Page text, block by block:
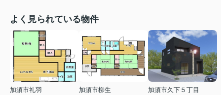
よく見られている物件
加須市礼羽
加須市柳生
加須市久下５丁目